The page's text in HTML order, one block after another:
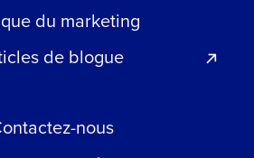
du marketing
de blogue
nous